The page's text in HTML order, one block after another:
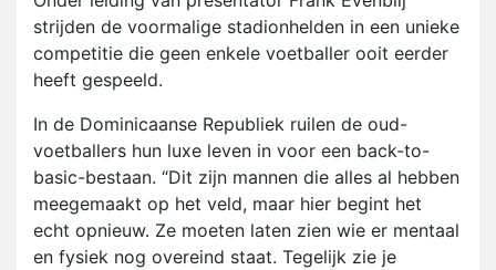
strijden de voormalige stadionhelden in een unieke
competitie die geen enkele voetballer ooit eerder
heeft gespeeld.
In de Dominicaanse Republiek ruilen de oud-
voetballers hun luxe leven in voor een back-to-
basic-bestaan. “Dit zijn mannen die alles al hebben
meegemaakt op het veld, maar hier begint het
echt opnieuw. Ze moeten laten zien wie er mentaal
en fysiek nog overeind staat. Tegelijk zie je